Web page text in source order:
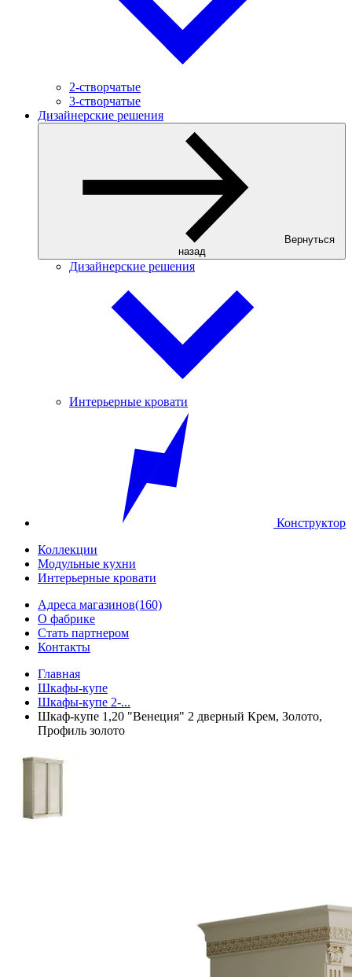
2-створчатые
3-створчатые
Дизайнерские решения
Вернуться
назад
Дизайнерские решения
Интерьерные кровати
Конструктор
Коллекции
Модульные кухни
Интерьерные кровати
Адреса магазинов(160)
О фабрике
Стать партнером
Контакты
Главная
Шкафы-купе
Шкафы-купе 2-...
Шкаф-купе 1,20 "Венеция" 2 дверный Крем, Золото,
Профиль золото